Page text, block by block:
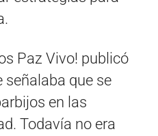
Paz Vivo! publicó
señalaba que se
en las
Todavía no era